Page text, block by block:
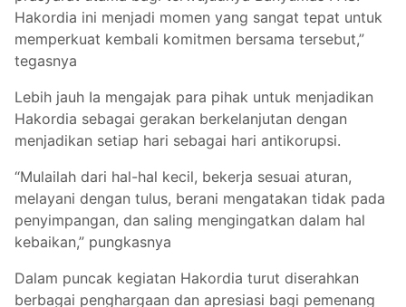
Hakordia ini menjadi momen yang sangat tepat untuk
memperkuat kembali komitmen bersama tersebut,”
tegasnya
Lebih jauh Ia mengajak para pihak untuk menjadikan
Hakordia sebagai gerakan berkelanjutan dengan
menjadikan setiap hari sebagai hari antikorupsi.
“Mulailah dari hal-hal kecil, bekerja sesuai aturan,
melayani dengan tulus, berani mengatakan tidak pada
penyimpangan, dan saling mengingatkan dalam hal
kebaikan,” pungkasnya
Dalam puncak kegiatan Hakordia turut diserahkan
berbagai penghargaan dan apresiasi bagi pemenang